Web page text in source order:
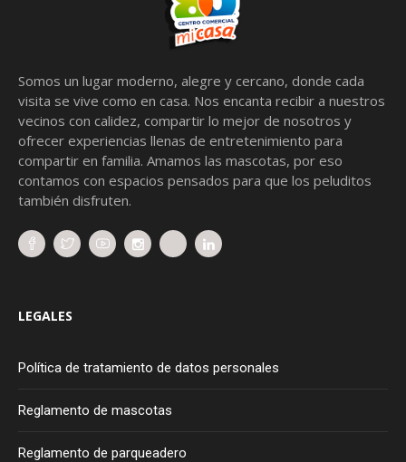
Somos un lugar moderno, alegre y cercano, donde cada
visita se vive como en casa. Nos encanta recibir a nuestros
vecinos con calidez, compartir lo mejor de nosotros y
ofrecer experiencias llenas de entretenimiento para
compartir en familia. Amamos las mascotas, por eso
contamos con espacios pensados para que los peluditos
también disfruten.
LEGALES
Política de tratamiento de datos personales
Reglamento de mascotas
Reglamento de parqueadero